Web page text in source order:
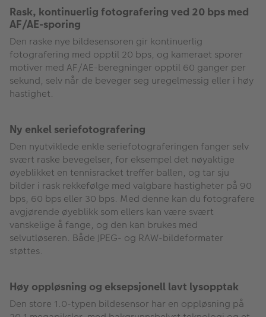
Rask, kontinuerlig fotografering ved 20 bps med
AF/AE-sporing
Den raske nye bildesensoren gir kontinuerlig
fotografering med opptil 20 bps, og kameraet sporer
motiver med AF/AE-beregninger opptil 60 ganger per
sekund, selv når de beveger seg uregelmessig eller i høy
hastighet.
Ny enkel seriefotografering
Den nyutviklede enkle seriefotograferingen fanger selv
svært raske bevegelser, for eksempel det nøyaktige
øyeblikket en tennisracket treffer ballen, og tar sju
bilder i rask rekkefølge med valgbare hastigheter på 90
bps, 60 bps eller 30 bps. Med denne kan du fotografere
avgjørende øyeblikk som ellers kan være svært
vanskelige å fange, og den kan brukes med
selvutløseren. Både JPEG- og RAW-bildeformater
støttes.
Høy oppløsning og eksepsjonell lavt lysopptak
Den store 1.0-typen bildesensor har en oppløsning på